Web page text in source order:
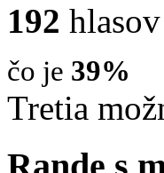
192
čo je 39%
Tretia